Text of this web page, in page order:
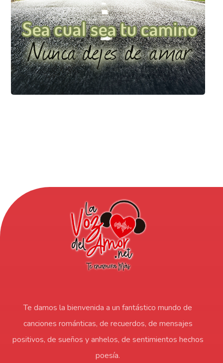
Te damos la bienvenida a un fantástico mundo de
canciones románticas, de recuerdos, de mensajes
positivos, de sueños y anhelos, de sentimientos hechos
poesía.